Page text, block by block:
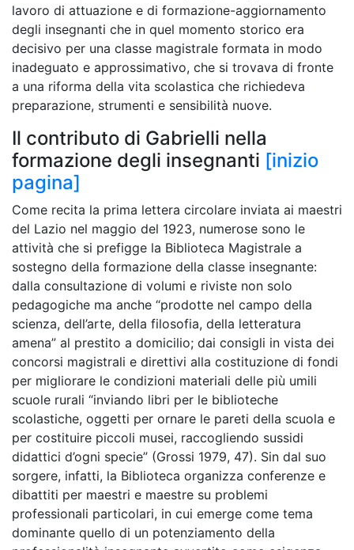
lavoro di attuazione e di formazione-aggiornamento
degli insegnanti che in quel momento storico era
decisivo per una classe magistrale formata in modo
inadeguato e approssimativo, che si trovava di fronte
a una riforma della vita scolastica che richiedeva
preparazione, strumenti e sensibilità nuove.
Il contributo di Gabrielli nella
formazione degli insegnanti [inizio
pagina]
Come recita la prima lettera circolare inviata ai maestri
del Lazio nel maggio del 1923, numerose sono le
attività che si prefigge la Biblioteca Magistrale a
sostegno della formazione della classe insegnante:
dalla consultazione di volumi e riviste non solo
pedagogiche ma anche “prodotte nel campo della
scienza, dell’arte, della filosofia, della letteratura
amena” al prestito a domicilio; dai consigli in vista dei
concorsi magistrali e direttivi alla costituzione di fondi
per migliorare le condizioni materiali delle più umili
scuole rurali “inviando libri per le biblioteche
scolastiche, oggetti per ornare le pareti della scuola e
per costituire piccoli musei, raccogliendo sussidi
didattici d’ogni specie” (Grossi 1979, 47). Sin dal suo
sorgere, infatti, la Biblioteca organizza conferenze e
dibattiti per maestri e maestre su problemi
professionali particolari, in cui emerge come tema
dominante quello di un potenziamento della